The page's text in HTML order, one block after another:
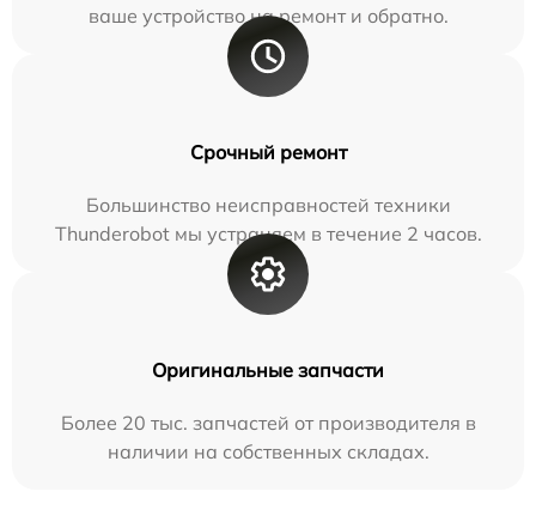
ваше устройство на ремонт и обратно.
Срочный ремонт
Большинство неисправностей техники
Thunderobot мы устраняем в течение 2 часов.
Оригинальные запчасти
Более 20 тыс. запчастей от производителя в
наличии на собственных складах.